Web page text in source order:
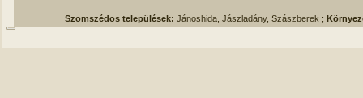
Szomszédos települések: Jánoshida, Jászladány, Szászberek ;